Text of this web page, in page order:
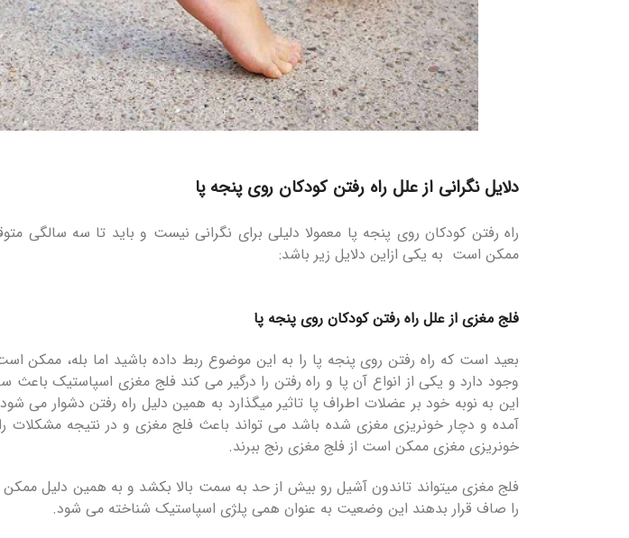
دلایل نگرانی از علل راه رفتن کودکان روی پنجه پا
راه رفتن کودکان روی پنجه پا معمولا دلیلی برای نگرانی نیست و باید تا سه سالگی
ممکن است به یکی ازاین دلایل زیر باشد:
فلج مغزی از علل راه رفتن کودکان روی پنجه پا
بعید است که راه رفتن روی پنجه پا را به این موضوع ربط داده باشید اما بله، ممکن
وجود دارد و یکی از انواع آن پا و راه رفتن را درگیر می کند فلج مغزی اسپاستیک
این به نوبه خود بر عضلات اطراف پا تاثیر میگذارد به همین دلیل راه رفتن دشوار می
آمده و دچار خونریزی مغزی شده باشد می تواند باعث فلج مغزی و در نتیجه مشکلات
خونریزی مغزی ممکن است از فلج مغزی رنج ببرند.
فلج مغزی میتواند تاندون آشیل رو بیش از حد به سمت بالا بکشد و به همین دلیل ممکن
را صاف قرار بدهند این وضعیت به عنوان همی پلژی اسپاستیک شناخته می شود.